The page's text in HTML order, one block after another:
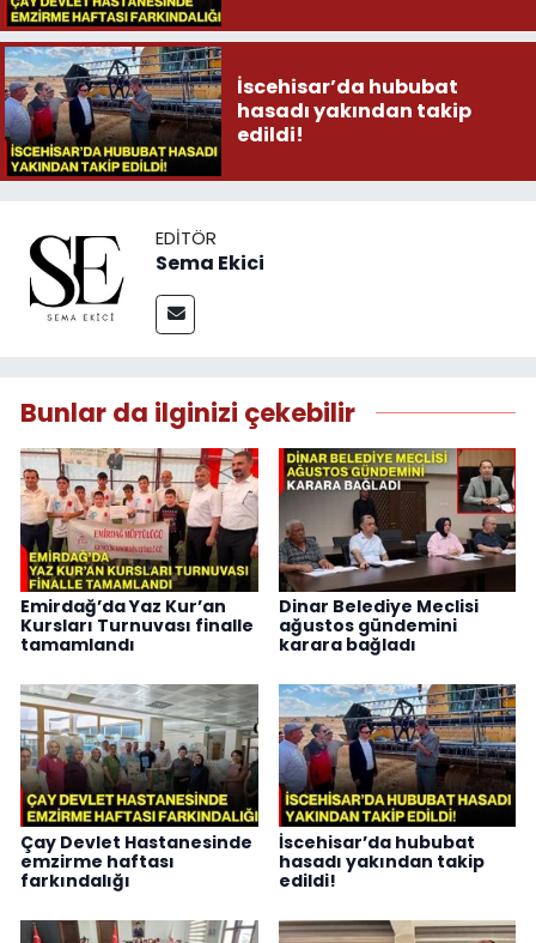
İscehisar’da hububat
hasadı yakından takip
edildi!
EDITÖR
Sema Ekici
Bunlar da ilginizi çekebilir
Emirdağ’da Yaz Kur’an
Kursları Turnuvası finalle
tamamlandı
Dinar Belediye Meclisi
ağustos gündemini
karara bağladı
Çay Devlet Hastanesinde
emzirme haftası
farkındalığı
İscehisar’da hububat
hasadı yakından takip
edildi!